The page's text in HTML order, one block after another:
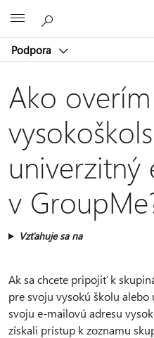
Podpora
Ako
univerzitný
v
Vzťahuje sa na
Ak sa chcete pripojiť k
pre svoju vysokú školu
svoju e-mailovú adresu
získali prístup k zoznamu